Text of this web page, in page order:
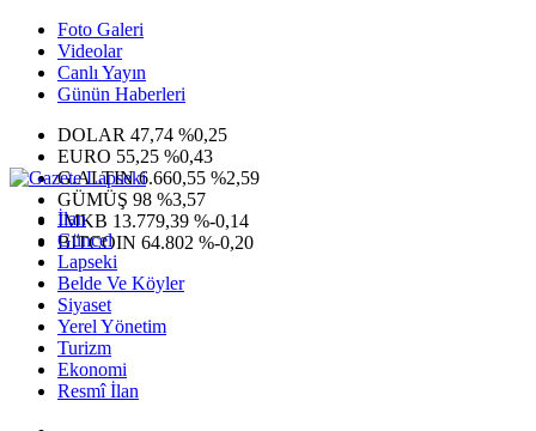
Foto Galeri
Videolar
Canlı Yayın
Günün Haberleri
DOLAR 47,74 %0,25
EURO 55,25 %0,43
G.ALTIN6.660,55 %2,59
GÜMÜŞ 98 %3,57
IMKB 13.779,39 %-0,14
BITCOIN 64.802 %-0,20
İlan
Güncel
Lapseki
Belde Ve Köyler
Siyaset
Yerel Yönetim
Turizm
Ekonomi
Resmî İlan